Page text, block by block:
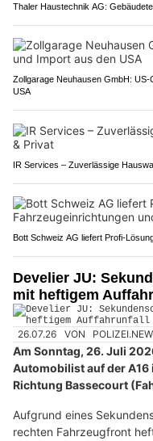
Thaler Haustechnik AG:
Zollgarage Neuhausen GmbH:
USA
IR Services – Zuverlässige
Bott Schweiz AG liefert Profi-
Develier JU:
mit heftigem
26.07.26 VON
Am Sonntag, 26. Juli
Automobilist auf der A16
Richtung Bassecourt
Aufgrund eines
rechten Fahrzeugfront